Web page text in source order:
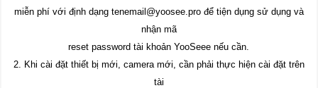
miễn phí với định dạng tenemail@yoosee.pro để tiện dụng sử dụng và
nhận mã
reset password tài khoản YooSeee nếu cần.
2. Khi cài đặt thiết bị mới, camera mới, cần phải thực hiện cài đặt trên
tài